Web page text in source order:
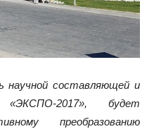
научной составляющей и
2017», будет
преобразованию